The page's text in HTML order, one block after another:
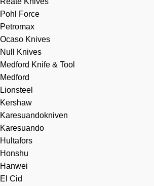
Pohl Force
Petromax
Ocaso Knives
Null Knives
Medford Knife & Tool
Medford
Lionsteel
Kershaw
Karesuandokniven
Karesuando
Hultafors
Honshu
Hanwei
El Cid